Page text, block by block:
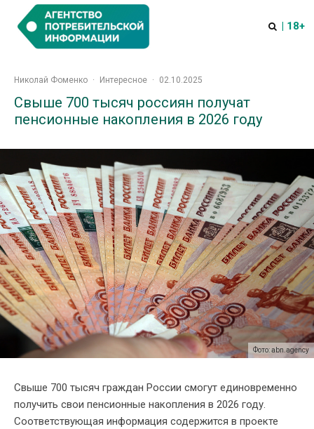
| 18+
Николай Фоменко · Интересное · 02.10.2025
Свыше 700 тысяч россиян получат
пенсионные накопления в 2026 году
Фото: abn.agency
Свыше 700 тысяч граждан России смогут единовременно
получить свои пенсионные накопления в 2026 году.
Соответствующая информация содержится в проекте